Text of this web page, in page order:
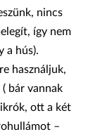
nincs
így nem
a hús).
használjuk,
bár vannak
ott a két
–